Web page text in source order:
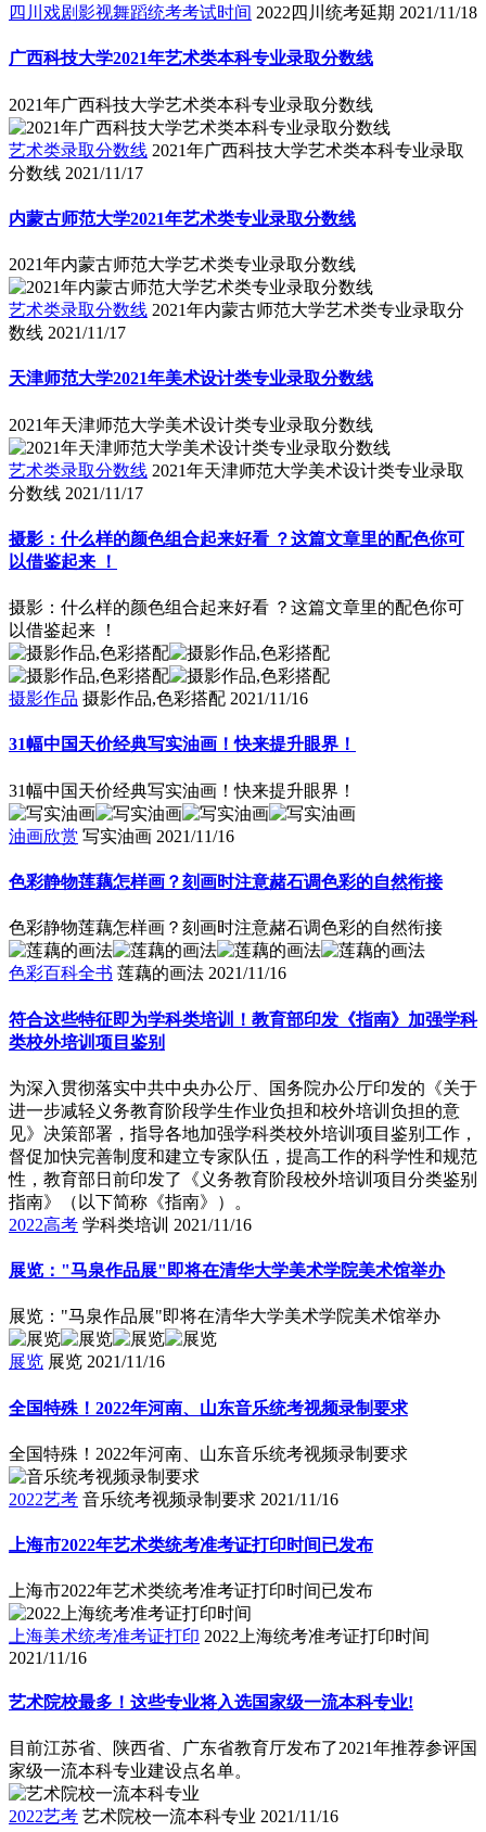
四川戏剧影视舞蹈统考考试时间 2022四川统考延期 2021/11/18
广西科技大学2021年艺术类本科专业录取分数线
2021年广西科技大学艺术类本科专业录取分数线
艺术类录取分数线 2021年广西科技大学艺术类本科专业录取
分数线 2021/11/17
内蒙古师范大学2021年艺术类专业录取分数线
2021年内蒙古师范大学艺术类专业录取分数线
艺术类录取分数线 2021年内蒙古师范大学艺术类专业录取分
数线 2021/11/17
天津师范大学2021年美术设计类专业录取分数线
2021年天津师范大学美术设计类专业录取分数线
艺术类录取分数线 2021年天津师范大学美术设计类专业录取
分数线 2021/11/17
摄影：什么样的颜色组合起来好看 ？这篇文章里的配色你可
以借鉴起来 ！
摄影：什么样的颜色组合起来好看 ？这篇文章里的配色你可
以借鉴起来 ！
摄影作品 摄影作品,色彩搭配 2021/11/16
31幅中国天价经典写实油画！快来提升眼界！
31幅中国天价经典写实油画！快来提升眼界！
油画欣赏 写实油画 2021/11/16
色彩静物莲藕怎样画？刻画时注意赭石调色彩的自然衔接
色彩静物莲藕怎样画？刻画时注意赭石调色彩的自然衔接
色彩百科全书 莲藕的画法 2021/11/16
符合这些特征即为学科类培训！教育部印发《指南》加强学科
类校外培训项目鉴别
为深入贯彻落实中共中央办公厅、国务院办公厅印发的《关于
进一步减轻义务教育阶段学生作业负担和校外培训负担的意
见》决策部署，指导各地加强学科类校外培训项目鉴别工作，
督促加快完善制度和建立专家队伍，提高工作的科学性和规范
性，教育部日前印发了《义务教育阶段校外培训项目分类鉴别
指南》（以下简称《指南》）。
2022高考 学科类培训 2021/11/16
展览："马泉作品展"即将在清华大学美术学院美术馆举办
展览："马泉作品展"即将在清华大学美术学院美术馆举办
展览 展览 2021/11/16
全国特殊！2022年河南、山东音乐统考视频录制要求
全国特殊！2022年河南、山东音乐统考视频录制要求
2022艺考 音乐统考视频录制要求 2021/11/16
上海市2022年艺术类统考准考证打印时间已发布
上海市2022年艺术类统考准考证打印时间已发布
上海美术统考准考证打印 2022上海统考准考证打印时间
2021/11/16
艺术院校最多！这些专业将入选国家级一流本科专业!
目前江苏省、陕西省、广东省教育厅发布了2021年推荐参评国
家级一流本科专业建设点名单。
2022艺考 艺术院校一流本科专业 2021/11/16